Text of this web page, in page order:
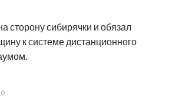
сторону сибирячки и обязал
к системе дистанционного
0